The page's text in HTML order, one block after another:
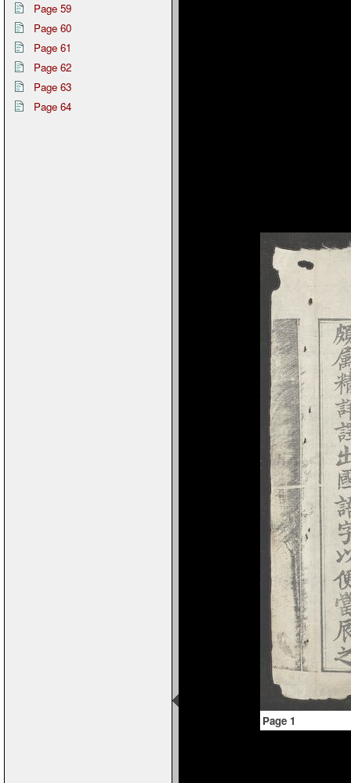
Page 59
Page 60
Page 61
Page 62
Page 63
Page 64
Page 1